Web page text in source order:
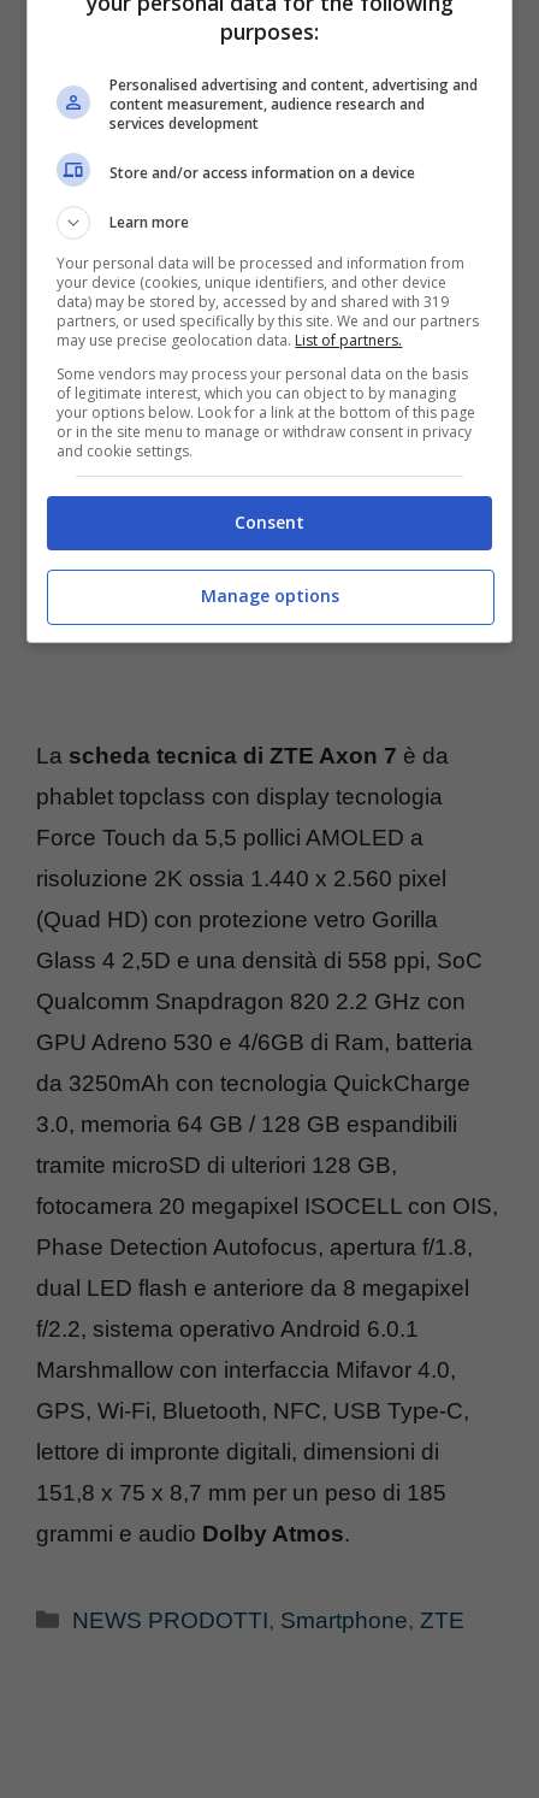
ZTE Axon 7
La scheda tecnica di ZTE Axon 7 è da
phablet topclass con display tecnologia
Force Touch da 5,5 pollici AMOLED a
risoluzione 2K ossia 1.440 x 2.560 pixel
(Quad HD) con protezione vetro Gorilla
Glass 4 2,5D e una densità di 558 ppi, SoC
Qualcomm Snapdragon 820 2.2 GHz con
GPU Adreno 530 e 4/6GB di Ram, batteria
da 3250mAh con tecnologia QuickCharge
3.0, memoria 64 GB / 128 GB espandibili
tramite microSD di ulteriori 128 GB,
fotocamera 20 megapixel ISOCELL con OIS,
Phase Detection Autofocus, apertura f/1.8,
dual LED flash e anteriore da 8 megapixel
f/2.2, sistema operativo Android 6.0.1
Marshmallow con interfaccia Mifavor 4.0,
GPS, Wi-Fi, Bluetooth, NFC, USB Type-C,
lettore di impronte digitali, dimensioni di
151,8 x 75 x 8,7 mm per un peso di 185
grammi e audio Dolby Atmos.
Categorie
NEWS PRODOTTI, Smartphone, ZTE
purposes:
Personalised advertising and content, advertising and
content measurement, audience research and
services development
Store and/or access information on a device
Learn more
Your personal data will be processed and information from
your device (cookies, unique identifiers, and other device
data) may be stored by, accessed by and shared with 319
partners, or used specifically by this site. We and our partners
may use precise geolocation data. List of partners.
Some vendors may process your personal data on the basis
of legitimate interest, which you can object to by managing
your options below. Look for a link at the bottom of this page
or in the site menu to manage or withdraw consent in privacy
and cookie settings.
Consent
Manage options